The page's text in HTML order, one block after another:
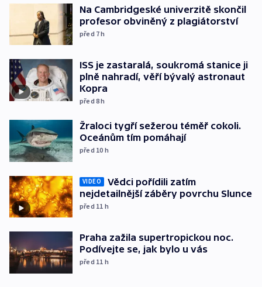
Na Cambridgeské univerzitě skončil
profesor obviněný z plagiátorství
před 7h
ISS je zastaralá, soukromá stanice ji
plně nahradí, věří bývalý astronaut
Kopra
před 8h
Žraloci tygří sežerou téměř cokoli.
Oceánům tím pomáhají
před 10 h
VIDEO
Vědci pořídili zatím
nejdetailnější záběry povrchu Slunce
před 11 h
Praha zažila supertropickou noc.
Podívejte se, jak bylo u vás
před 11 h